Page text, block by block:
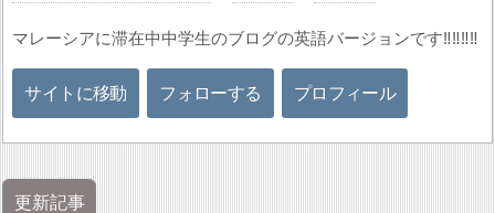
マレーシアに滞在中中学生のブログの英語バージョンです‼‼‼‼
サイトに移動 フォローする プロフィール
更新記事